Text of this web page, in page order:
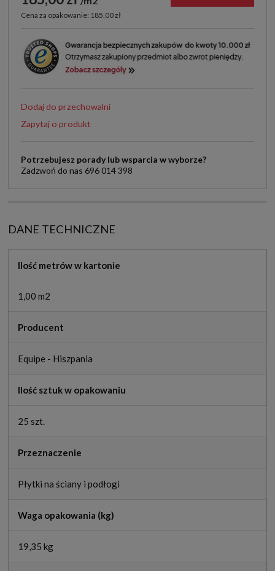
Cena za opakowanie: 185,00 zł
Dodaj do przechowalni
Zapytaj o produkt
Potrzebujesz porady lub wsparcia w wyborze?
Zadzwoń do nas 696 014 398
DANE TECHNICZNE
Ilość metrów w kartonie
1,00 m2
Producent
Equipe - Hiszpania
Ilość sztuk w opakowaniu
25 szt.
Przeznaczenie
Płytki na ściany i podłogi
Waga opakowania (kg)
19,35 kg